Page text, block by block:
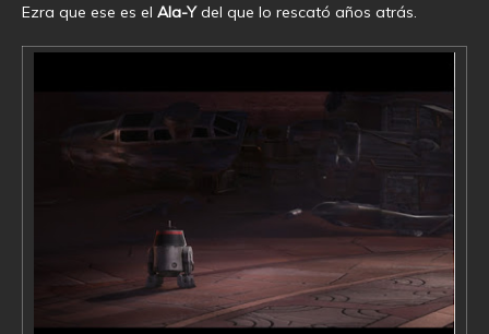
Ezra que ese es el Ala-Ydel que lo rescató años atrás.